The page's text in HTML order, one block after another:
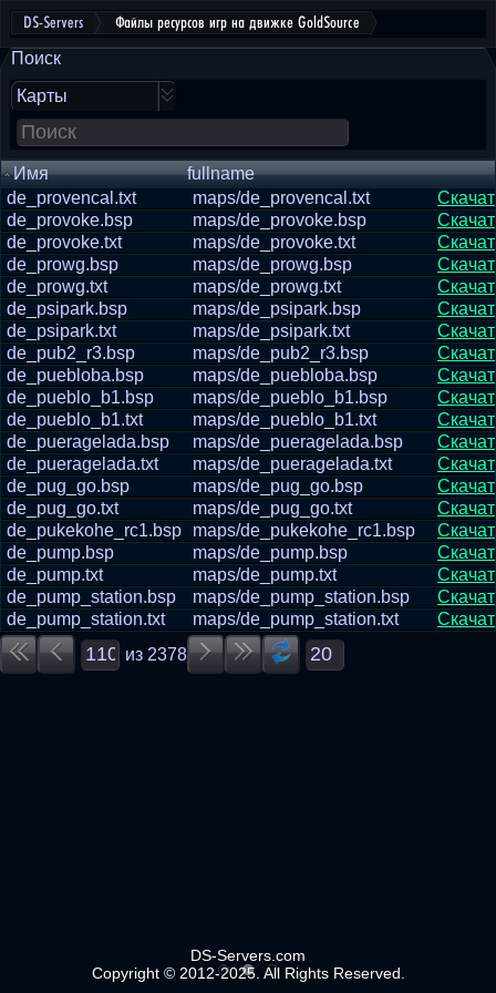
DS-Servers Файлы ресурсов игр на движке GoldSource
Поиск
Карты
Имя
fullname
de_provencal.txt
maps/de_provencal.txt
de_provoke.bsp
maps/de_provoke.bsp
de_provoke.txt
maps/de_provoke.txt
de_prowg.bsp
maps/de_prowg.bsp
de_prowg.txt
maps/de_prowg.txt
de_psipark.bsp
maps/de_psipark.bsp
de_psipark.txt
maps/de_psipark.txt
de_pub2_r3.bsp
maps/de_pub2_r3.bsp
de_puebloba.bsp
maps/de_puebloba.bsp
de_pueblo_b1.bsp
maps/de_pueblo_b1.bsp
de_pueblo_b1.txt
maps/de_pueblo_b1.txt
de_pueragelada.bsp
maps/de_pueragelada.bsp
de_pueragelada.txt
maps/de_pueragelada.txt
de_pug_go.bsp
maps/de_pug_go.bsp
de_pug_go.txt
maps/de_pug_go.txt
de_pukekohe_rc1.bsp
maps/de_pukekohe_rc1.bsp
de_pump.bsp
maps/de_pump.bsp
de_pump.txt
maps/de_pump.txt
de_pump_station.bsp
maps/de_pump_station.bsp
de_pump_station.txt
maps/de_pump_station.txt
из 2378
DS-Servers.com
Copyright © 2012-2025. All Rights Reserved.